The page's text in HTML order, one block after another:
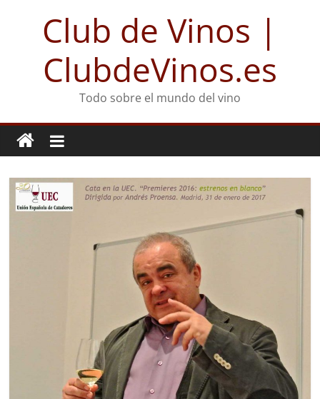
Club de Vinos |
ClubdeVinos.es
Todo sobre el mundo del vino